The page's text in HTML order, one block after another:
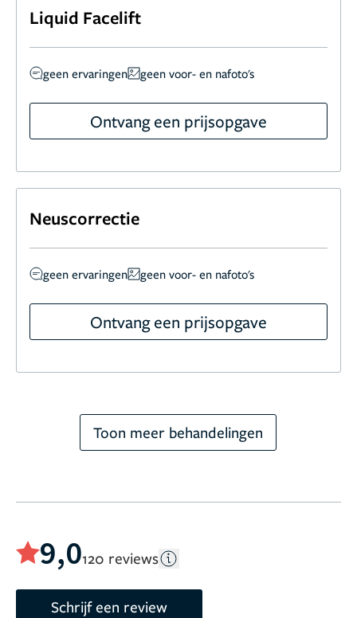
Liquid Facelift
geen ervaringen geen voor- en nafoto's
Ontvang een prijsopgave
Neuscorrectie
geen ervaringen geen voor- en nafoto's
Ontvang een prijsopgave
Toon meer behandelingen
9,0120 reviews
Schrijf een review